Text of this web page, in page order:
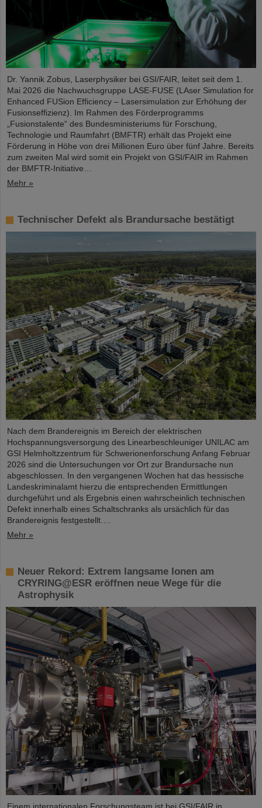
Dr. Yannik Zobus, Laserphysiker bei GSI/FAIR, leitet seit dem 1.
Mai 2026 die Nachwuchsgruppe LASE-FUSE (LAser Simulation for
Enhanced FUSion Efficiency – Lasersimulation zur Erhöhung der
Fusionseffizienz). Im Rahmen des Förderprogramms
„Fusionstalente“ des Bundesministeriums für Forschung,
Technologie und Raumfahrt (BMFTR) erhält das Projekt eine
Förderung in Höhe von drei Millionen Euro über fünf Jahre. Bereits
zum zweiten Mal wird somit ein Projekt von GSI/FAIR im Rahmen
der BMFTR-Initiative…
Mehr »
Technischer Defekt als Brandursache bestätigt
Nach dem Brandereignis im Bereich der elektrischen
Hochspannungsversorgung des Linearbeschleuniger UNILAC am
GSI Helmholtzzentrum für Schwerionenforschung Anfang Februar
2026 sind die Untersuchungen vor Ort zur Brandursache nun
abgeschlossen. In den vergangenen Wochen hat das hessische
Landeskriminalamt hierzu die entsprechenden Ermittlungen
durchgeführt und als Ergebnis einen wahrscheinlich technischen
Defekt innerhalb eines Schaltschranks als ursächlich für das
Brandereignis festgestellt.…
Mehr »
Neuer Rekord: Extrem langsame Ionen am
CRYRING@ESR eröffnen neue Wege für die
Astrophysik